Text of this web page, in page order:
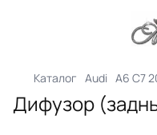
Каталог Audi A6 C7
Дифузор